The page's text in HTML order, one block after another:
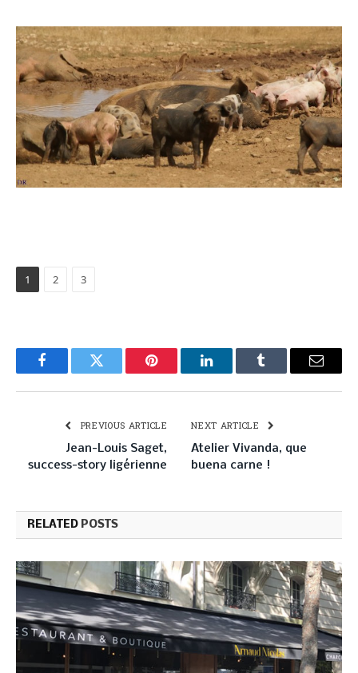
1 2 3
FacebookTwitter Pinterest LinkedInTumblr Email
PREVIOUS ARTICLE
Jean-Louis Saget,
success-story ligérienne
NEXT ARTICLE
Atelier Vivanda, que
buena carne !
RELATED POSTS